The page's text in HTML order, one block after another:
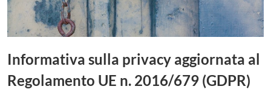
Informativa sulla privacy aggiornata al
Regolamento UE n. 2016/679 (GDPR)